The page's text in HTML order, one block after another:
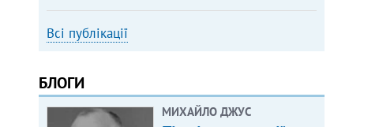
Всі публікації
БЛОГИ
МИХАЙЛО ДЖУС